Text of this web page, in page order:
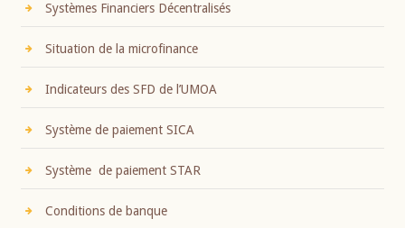
Systèmes Financiers Décentralisés
Situation de la microfinance
Indicateurs des SFD de l’UMOA
Système de paiement SICA
Système de paiement STAR
Conditions de banque